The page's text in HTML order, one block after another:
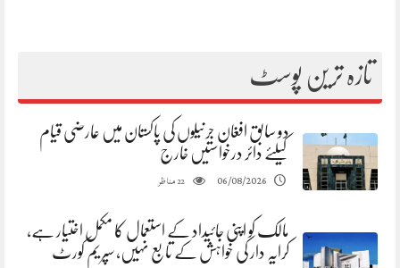
تازہ ترین پوسٹ
دو سابق افغان جرنیلوں کی پاکستان میں عارضی قیام
کیلئے دائر درخواستیں خارج
06/08/2026
22مناظر
مالک کو اپنی جائیداد کے استعمال کا مکمل اختیار ہے،
کرایہ دار کی خواہش کے تابع نہیں، سپریم کورٹ